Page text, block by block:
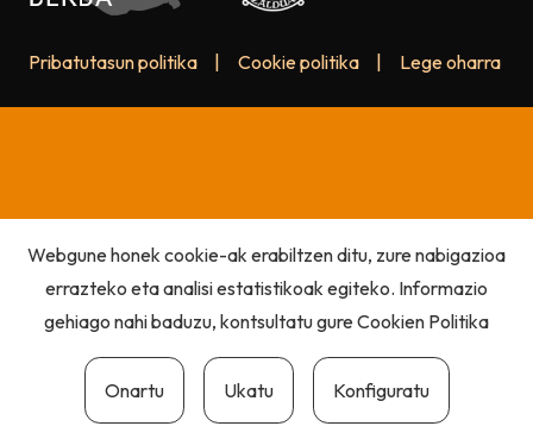
Pribatutasun politika Cookie politika Lege oharra
Webgune honek cookie-ak erabiltzen ditu, zure nabigazioa
errazteko eta analisi estatistikoak egiteko. Informazio
gehiago nahi baduzu, kontsultatu gureCookien Politika
Onartu Ukatu Konfiguratu